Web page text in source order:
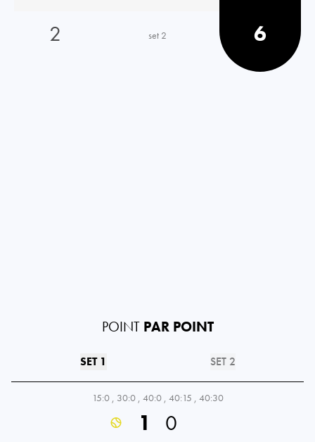
2
set 2 6
POINT PAR POINT
SET 1 SET 2
15:0 , 30:0 , 40:0 , 40:15 , 40:30
1 0